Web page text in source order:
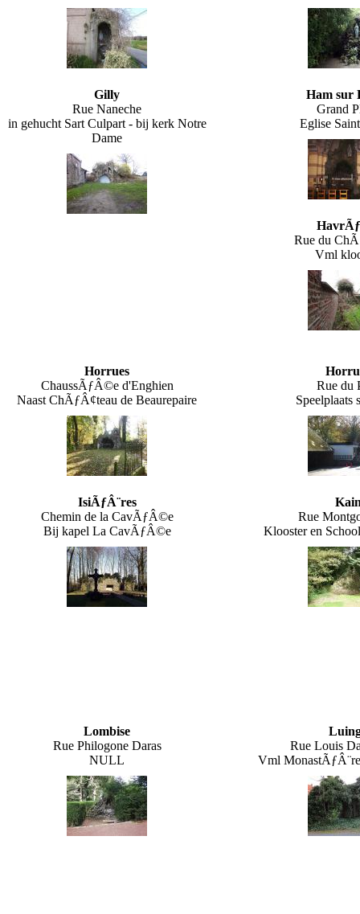
Gilly
Rue Naneche
in gehucht Sart Culpart - bij kerk Notre
Dame
Ham sur
Grand
Eglise
Rue du
Vml
Horrues
ChaussÃƒÂ©e d'Enghien
Naast ChÃƒÂ¢teau de Beaurepaire
Rue du
Speelplaats
IsiÃƒÂ¨res
Chemin de la CavÃƒÂ©e
Bij kapel La CavÃƒÂ©e
Rue
Klooster en
Lombise
Rue Philogone Daras
NULL
Rue Louis
Vml